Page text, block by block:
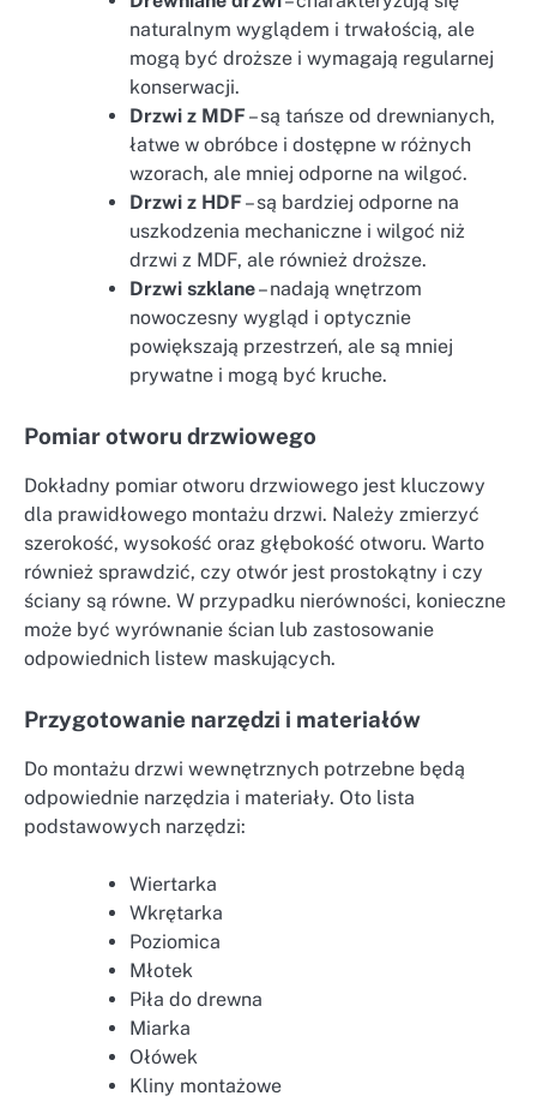
naturalnym wyglądem i trwałością, ale
mogą być droższe i wymagają regularnej
konserwacji.
Drzwi z MDF– są tańsze od drewnianych,
łatwe w obróbce i dostępne w różnych
wzorach, ale mniej odporne na wilgoć.
Drzwi z HDF– są bardziej odporne na
uszkodzenia mechaniczne i wilgoć niż
drzwi z MDF, ale również droższe.
Drzwi szklane– nadają wnętrzom
nowoczesny wygląd i optycznie
powiększają przestrzeń, ale są mniej
prywatne i mogą być kruche.
Pomiar otworu drzwiowego
Dokładny pomiar otworu drzwiowego jest kluczowy
dla prawidłowego montażu drzwi. Należy zmierzyć
szerokość, wysokość oraz głębokość otworu. Warto
również sprawdzić, czy otwór jest prostokątny i czy
ściany są równe. W przypadku nierówności, konieczne
może być wyrównanie ścian lub zastosowanie
odpowiednich listew maskujących.
Przygotowanie narzędzi i materiałów
Do montażu drzwi wewnętrznych potrzebne będą
odpowiednie narzędzia i materiały. Oto lista
podstawowych narzędzi:
Wiertarka
Wkrętarka
Poziomica
Młotek
Piła do drewna
Miarka
Ołówek
Kliny montażowe